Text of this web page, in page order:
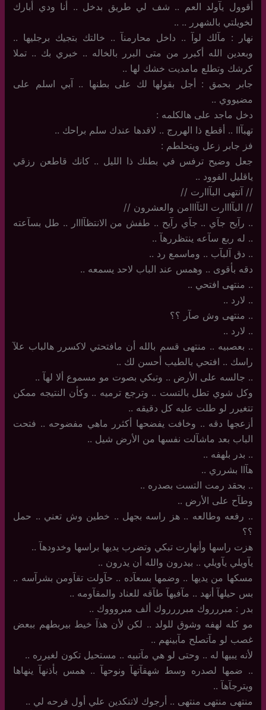
أقوول يآولد العم .. شف لي طريق بدخل .. أنا ودي أبارك
لخويلتي بالشهرر .. ‏..
نهار : مآلك لوآ .. داخل محارمنآ .. خالتك بتجيك برجليها ..
وبعدين الله أكبرر من متى البرر بالخاله .. خبري بك .. تملا
كرشك وتطلع مامديت خشك لها ..
جابر بحمق : أجل بقولها لك على بطنها .. آبي اسلم على
مضيووي ..
دخل ماجد على هالكلمه :
تهبآاا .. أقطع ذا الهررج .. لاقدها عندك سلم براحك ..
فز جابر زعل ويتحلطم :
جعل وضيح ترفس في بطنك ذا الليل .. كانك قاطعن رزقي
ياقليل الفوود ..
//‏ آنتهى البآاارت //
//‏ البآااارت الثآااامن والعشرون //
..‏ رآيح جآي .. جآي رآيح .. طفش من الانتظآااار .. طل بسآعته
.. له ربع سآعه ينتظررهآ ..
..‏ دق آلبآب .. وماسمع رد ..
دقه بأقوى .. وهمس عند الباب لاحد يسمعه ..
..‏ منتهى افتحي .. ‏
..‏ لارد ..
..‏ منتهى وش صآر ؟؟
..‏ لارد ..
..‏ بعصبيه .. منتهى قسم بالله أن مافتحتي لاكسرر هالباب علآ
راسك .. افتحي بالطيب أحسن لك ..
..‏ جالسه على الأرض .. وتبكي بصوت مو مسموع ألا لهآ ..
وكل شوي تطل بالتست .. وترجع ترميه .. وكأن النتيجه ممكن
تتغيرر لو طلت عليه كل دقيقه ..
أزعجها دقه .. وخافت يفضحها أكثرر ماهي مفضوحه .. فتحت
الباب بعد ماشآلت نفسها من الأرض شيل ..
..‏ بدر بلهفه ..
هآاا بشرري ..
..‏ بحقد رمت التست بصدره ..
وطآح على الأرض ..
..‏ رفعه وطالعه .. هز راسه بجهل .. خطين وش تعني .. حمل
؟؟
هزت راسها وأنهارت تبكي وتضرب يديها براسها وخدودهآ ‏..
يآويلي يآويلي .. بيدرون والله أن يدرون ..
مسكها من يديها .. وضمها بسعآده .. حآولت تقآومن بشرآسه ..
بس حيلهآ أنهد .. مآفيهآ طآقه للعناد والمقآومه ..
بدر : مبررروك مبرررروك ألف مبروووك ..
مو كله لهفه وشوق للولد .. لكن لأن هذآ خيط بيربطهم ببعض
غصب لو مآتصلح مآبينهم ..
لأنه يبيها له .. وحتى لو هي مآتبيه .. مستحيل تكون لغيرره ..
..‏ ضمها لصدره وسط شهقآتهآ ونوحهآ .. همس بأذنهآ ينهاها
ويترجآهآ ..
منتهى منتهى منتهى .. أرجوك لاتنكدين علي أول فرحه لي ..